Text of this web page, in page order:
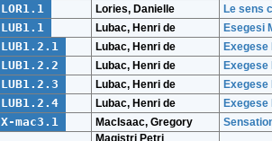
LOR1.1 Lories, Danielle Le sens
LUB1.1 Lubac, Henri de Esegesi
LUB1.2.1 Lubac, Henri de
LUB1.2.2 Lubac, Henri de
LUB1.2.3 Lubac, Henri de
LUB1.2.4 Lubac, Henri de
X-mac3.1 MacIsaac, Gregory
Magistri Petri